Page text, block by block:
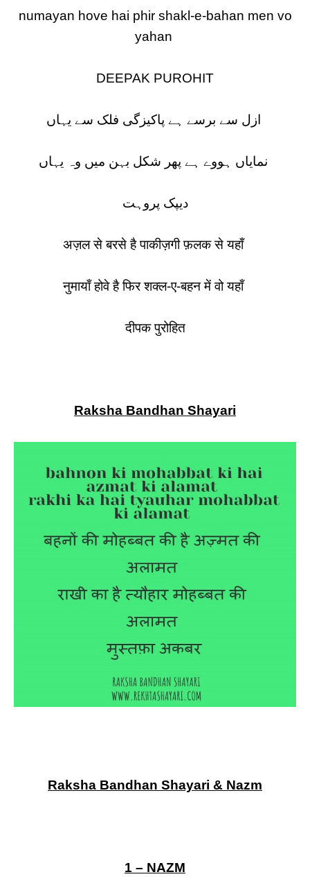
numayan hove hai phir shakl-e-bahan men vo
yahan
DEEPAK PUROHIT
دیپک پروہت
अज़ल से बरसे है पाकीज़गी फ़लक से यहाँ
नुमायाँ होवे है फिर शक्ल-ए-बहन में वो यहाँ
दीपक पुरोहित
Raksha Bandhan Shayari
Raksha Bandhan Shayari & Nazm
1 – NAZM